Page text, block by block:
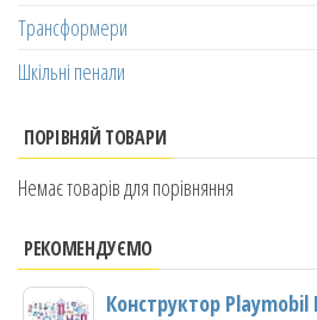
Трансформери
Шкільні пенали
ПОРІВНЯЙ ТОВАРИ
Немає товарів для порівняння
РЕКОМЕНДУЄМО
Конструктор